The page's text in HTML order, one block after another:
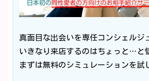
真面目な出会いを専任コンシェルジ
いきなり来店するのはちょっと…と
まずは無料のシミュレーションを試